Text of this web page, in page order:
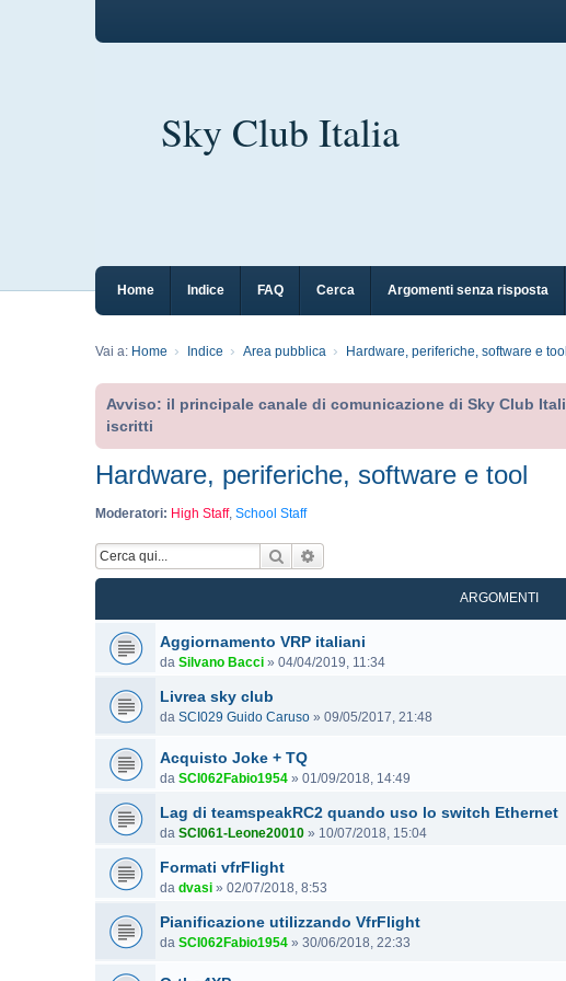
Sky Club Italia
Home Indice FAQ Cerca Argomenti senza risposta
Vai a: Home Indice Area pubblica Hardware, periferiche, software e tool
Avviso: il principale canale di comunicazione di Sky Club
iscritti
Hardware, periferiche, software e tool
Moderatori: High Staff, School Staff
Cerca
ARGOMENTI
Aggiornamento VRP italiani
da Silvano Bacci » 04/04/2019, 11:34
Livrea sky club
da SCI029 Guido Caruso » 09/05/2017, 21:48
Acquisto Joke + TQ
da SCI062Fabio1954 » 01/09/2018, 14:49
Lag di teamspeakRC2 quando uso lo switch Ethernet
da SCI061-Leone20010 » 10/07/2018, 15:04
Formati vfrFlight
da dvasi » 02/07/2018, 8:53
Pianificazione utilizzando VfrFlight
da SCI062Fabio1954 » 30/06/2018, 22:33